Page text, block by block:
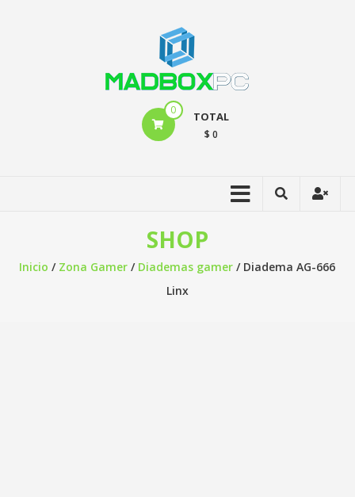
0 TOTAL
$ 0
SHOP
Inicio / Zona Gamer / Diademas gamer / Diadema AG-666
Linx